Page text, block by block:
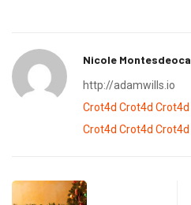
Nicole Montesdeoca
http://adamwills.io
Crot4d Crot4d Crot4d
Crot4d Crot4d Crot4d